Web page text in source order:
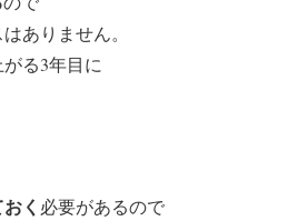
ありません。
る3年目に
く 必要があるので